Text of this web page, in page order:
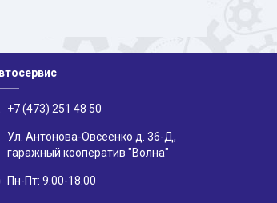
+7 (473) 251 48 50
Ул. Антонова-Овсеенко д. 36-Д,
гаражный кооператив "Волна"
Пн-Пт: 9.00-18.00